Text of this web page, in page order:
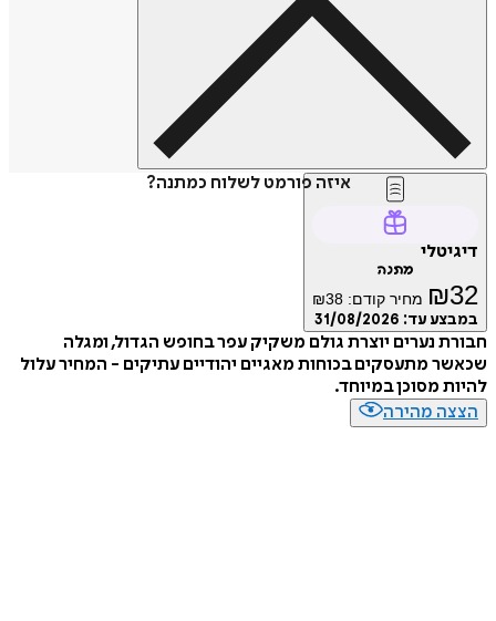
איזה פורמט לשלוח כמתנה?
דיגיטלי
מתנה
₪32 מחיר קודם: ₪38
במבצע עד: 31/08/2026
חבורת נערים יוצרת גולם משקיק עפר בחופש הגדול, ומגלה
שכאשר מתעסקים בכוחות מאגיים יהודיים עתיקים - המחיר עלול
להיות מסוכן במיוחד.
הצצה מהירה